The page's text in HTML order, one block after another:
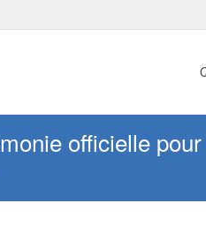
officielle